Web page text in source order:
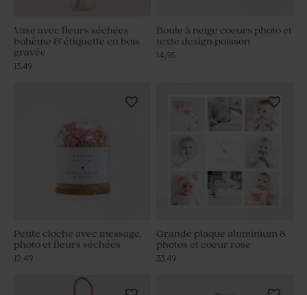
Vase avec fleurs séchées
bohème & étiquette en bois
gravée
13,49
Boule à neige coeurs photo et
texte design poisson
14,95
Petite cloche avec message,
photo et fleurs séchées
12,49
Grande plaque aluminium 8
photos et coeur rose
33,49